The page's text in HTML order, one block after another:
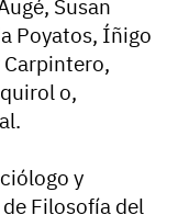
Susan
Poyatos, Íñigo
Carpintero,
o,
y
Filosofía del